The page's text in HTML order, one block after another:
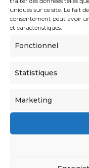
uniques sur ce site. Le fait
consentement peut avoir
et caractéristiques.
Fonctionnel
Statistiques
Marketing
« J’ai rencontré